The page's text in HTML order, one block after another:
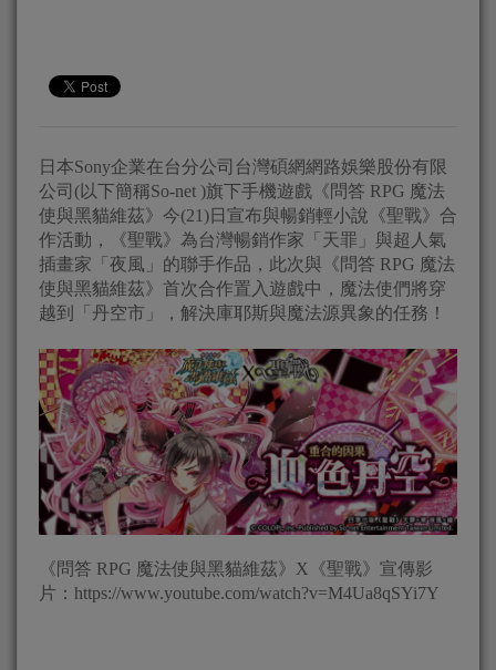
日本Sony企業在台分公司台灣碩網網路娛樂股份有限
公司(以下簡稱So-net )旗下手機遊戲《問答 RPG 魔法
使與黑貓維茲》今(21)日宣布與暢銷輕小說《聖戰》合
作活動，《聖戰》為台灣暢銷作家「天罪」與超人氣
插畫家「夜風」的聯手作品，此次與《問答 RPG 魔法
使與黑貓維茲》首次合作置入遊戲中，魔法使們將穿
越到「丹空市」，解決庫耶斯與魔法源異象的任務！
《問答 RPG 魔法使與黑貓維茲》X《聖戰》宣傳影
片：https://www.youtube.com/watch?v=M4Ua8qSYi7Y